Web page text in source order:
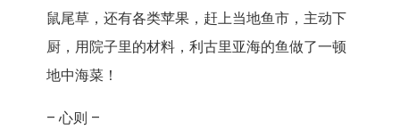
鼠尾草，还有各类苹果，赶上当地鱼市，主动下
厨，用院子里的材料，利古里亚海的鱼做了一顿
地中海菜！
– 心则 –